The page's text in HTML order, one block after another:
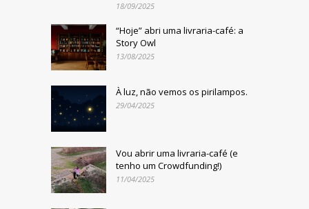
18/09/2025
“Hoje” abri uma livraria-café: a
Story Owl
13/08/2025
À luz, não vemos os pirilampos.
29/04/2025
Vou abrir uma livraria-café (e
tenho um Crowdfunding!)
11/04/2025